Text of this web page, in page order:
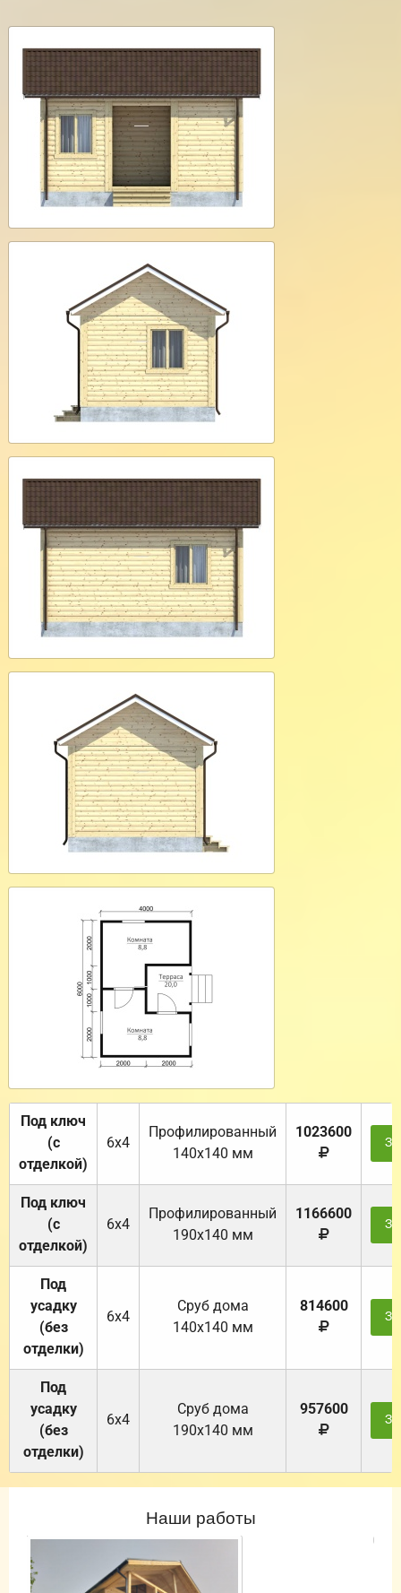
Под ключ
(с
отделкой)
6х4
Профилированный
140х140 мм
1023600
Под ключ
(с
отделкой)
6х4
Профилированный
190х140 мм
1166600
Под
усадку
(без
отделки)
6х4
Cруб дома
140х140 мм
814600
Под
усадку
(без
отделки)
6х4
Cруб дома
190х140 мм
957600
Наши работы